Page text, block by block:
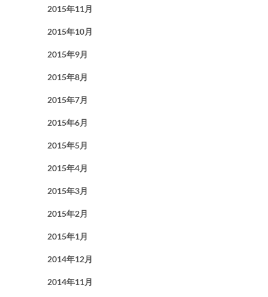
2015年11月
2015年10月
2015年9月
2015年8月
2015年7月
2015年6月
2015年5月
2015年4月
2015年3月
2015年2月
2015年1月
2014年12月
2014年11月